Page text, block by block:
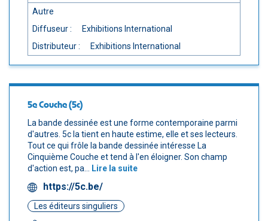
Autre
Diffuseur :
Exhibitions International
Distributeur :
Exhibitions International
5e Couche (5c)
La bande dessinée est une forme contemporaine parmi
d'autres. 5c la tient en haute estime, elle et ses lecteurs.
Tout ce qui frôle la bande dessinée intéresse La
Cinquième Couche et tend à l'en éloigner. Son champ
d'action est, pa... Lire la suite
https://5c.be/
Les éditeurs singuliers